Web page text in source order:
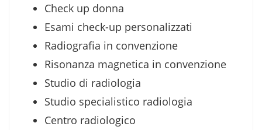
Check up donna
Esami check-up personalizzati
Radiografia in convenzione
Risonanza magnetica in convenzione
Studio di radiologia
Studio specialistico radiologia
Centro radiologico